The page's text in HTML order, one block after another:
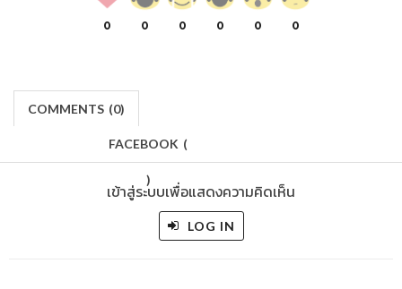
0 0 0 0 0 0
COMMENTS (0)
FACEBOOK (
)
เข้าสู่ระบบเพื่อแสดงความคิดเห็น
LOG IN